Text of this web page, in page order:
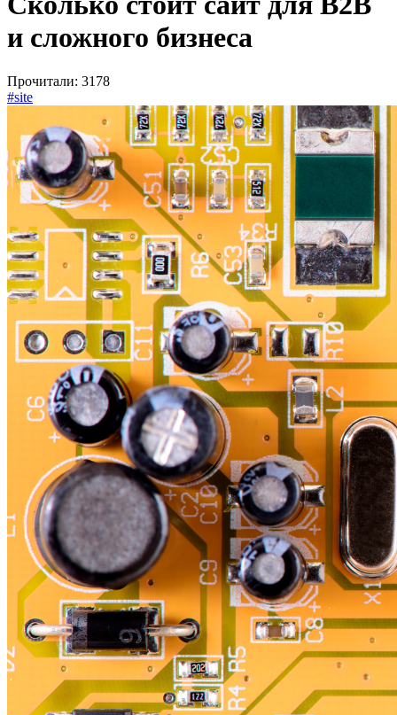
и сложного бизнеса
Прочитали: 3178
#site